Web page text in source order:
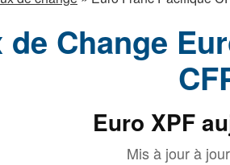
de Change
Euro XPF
Mis à jour à